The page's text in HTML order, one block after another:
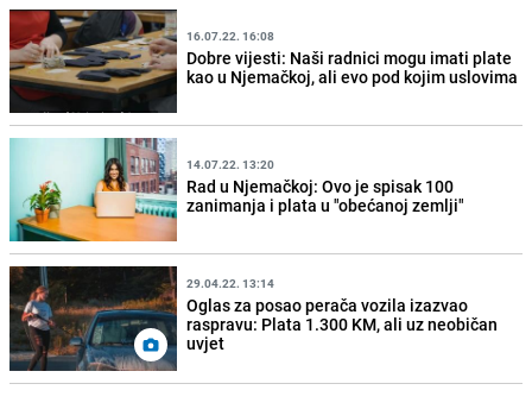
16.07.22. 16:08
Dobre vijesti: Naši radnici mogu imati plate
kao u Njemačkoj, ali evo pod kojim uslovima
14.07.22. 13:20
Rad u Njemačkoj: Ovo je spisak 100
zanimanja i plata u "obećanoj zemlji"
29.04.22. 13:14
Oglas za posao perača vozila izazvao
raspravu: Plata 1.300 KM, ali uz neobičan
uvjet